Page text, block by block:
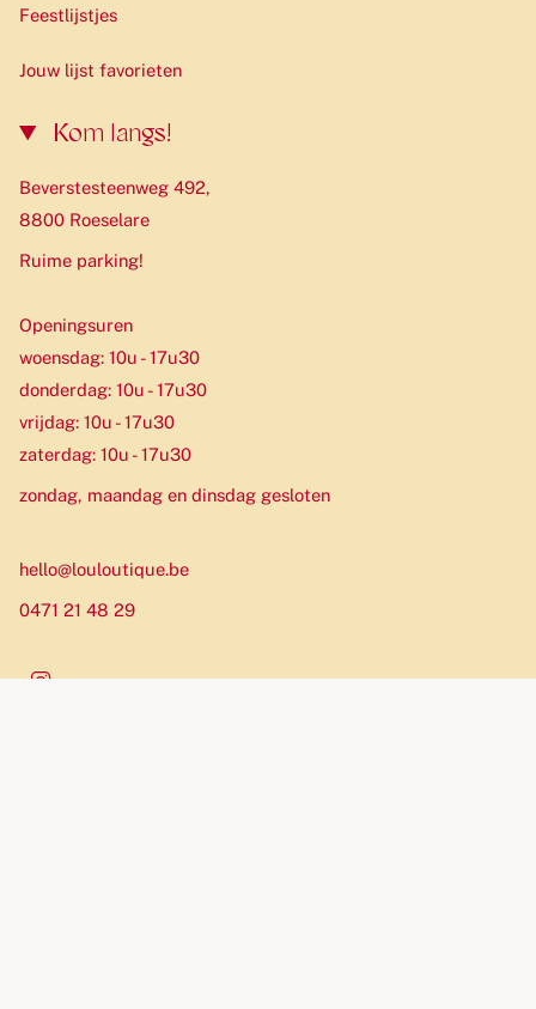
Feestlijstjes
Jouw lijst favorieten
Kom langs!
Beverstesteenweg 492,
8800 Roeselare
Ruime parking!
Openingsuren
woensdag: 10u - 17u30
donderdag: 10u - 17u30
vrijdag: 10u - 17u30
zaterdag: 10u - 17u30
zondag, maandag en dinsdag gesloten
hello@louloutique.be
0471 21 48 29
Instagram